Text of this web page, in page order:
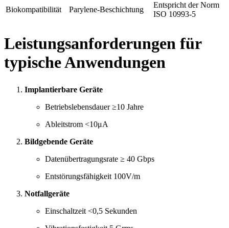
Biokompatibilität
Parylene-Beschichtung
Entspricht der Norm
ISO 10993-5
Leistungsanforderungen für
typische Anwendungen
Implantierbare Geräte
Betriebslebensdauer ≥10 Jahre
Ableitstrom <10μA
Bildgebende Geräte
Datenübertragungsrate ≥ 40 Gbps
Entstörungsfähigkeit 100V/m
Notfallgeräte
Einschaltzeit <0,5 Sekunden